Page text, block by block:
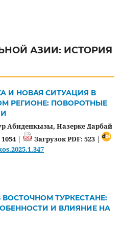
АЗИИ: ИСТОРИЯ
И НОВАЯ СИТУАЦИЯ В
РЕГИОНЕ: ПОВОРОТНЫЕ
Абиденкызы, Назерке Дарбай
|
Загрузок PDF: 523 |
ТУРКЕСТАНЕ:
И ВЛИЯНИЕ НА